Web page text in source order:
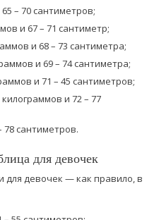
– 70 сантиметров;
и 67 – 71 сантиметр;
и 68 – 73 сантиметра;
и 69 – 74 сантиметра;
и 71 – 45 сантиметров;
и 72 – 77
78 сантиметров.
для девочек
для девочек — как правило, в